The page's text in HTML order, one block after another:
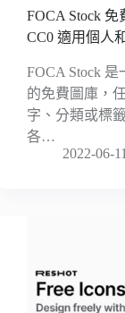
FOCA Stock
CC0 適用個人
FOCA Stock
的免費圖庫，
字、分類或標
各…
2022-06-11